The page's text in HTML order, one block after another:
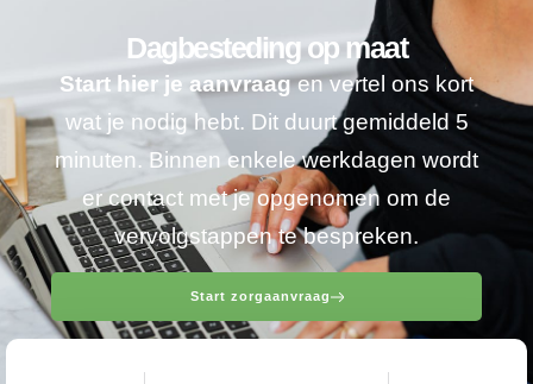
Dagbesteding op maat
Start hier je aanvraagen vertel ons kort
wat je nodig hebt. Dit duurt gemiddeld 5
minuten. Binnen enkele werkdagen wordt
er contact met je opgenomen om de
vervolgstappen te bespreken.
Start zorgaanvraag